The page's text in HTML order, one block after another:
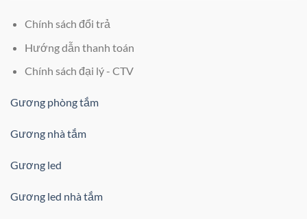
Chính sách đổi trả
Hướng dẫn thanh toán
Chính sách đại lý - CTV
Gương phòng tắm
Gương nhà tắm
Gương led
Gương led nhà tắm